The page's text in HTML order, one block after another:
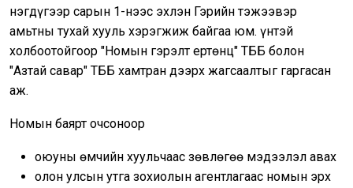
нэгдүгээр сарын 1-нээс эхлэн Гэрийн тэжээвэр
амьтны тухай хууль хэрэгжиж байгаа юм. Үүнтэй
холбоотойгоор "Номын гэрэлт ертөнц" ТББ болон
"Азтай савар" ТББ хамтран дээрх жагсаалтыг гаргасан
аж.
Номын баярт очсоноор
оюуны өмчийн хуульчаас зөвлөгөө мэдээлэл авах
олон улсын утга зохиолын агентлагаас номын эрх